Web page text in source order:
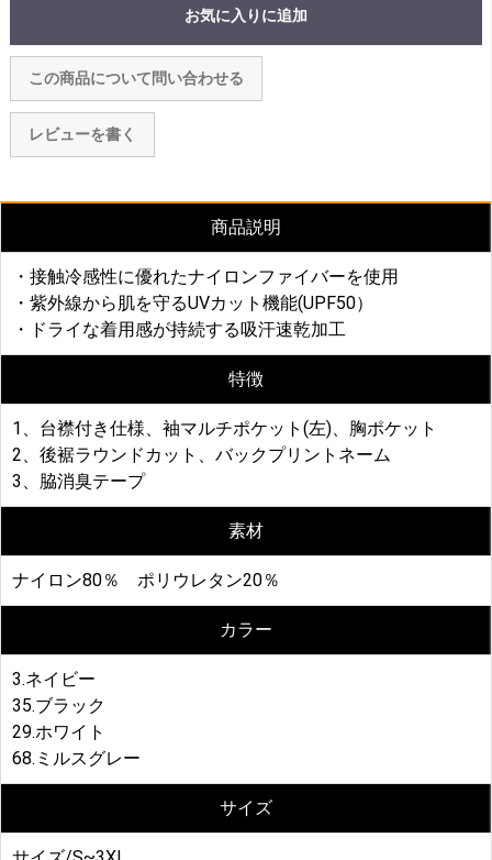
お気に入りに追加
この商品について問い合わせる
レビューを書く
商品説明
・接触冷感性に優れたナイロンファイバーを使用
・紫外線から肌を守るUVカット機能(UPF50）
・ドライな着用感が持続する吸汗速乾加工
特徴
1、台襟付き仕様、袖マルチポケット(左)、胸ポケット
2、後裾ラウンドカット、バックプリントネーム
3、脇消臭テープ
素材
ナイロン80％ ポリウレタン20％
カラー
3.ネイビー
35.ブラック
29.ホワイト
68.ミルスグレー
サイズ